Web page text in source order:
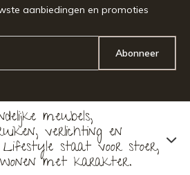
aanbiedingen en promoties
Abonneer
meubels,
verlichting en
Lifestyle staat voor stoer,
met karakter.